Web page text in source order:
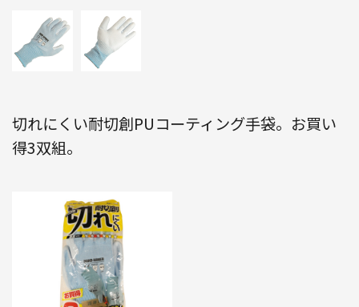
切れにくい耐切創PUコーティング手袋。お買い
得3双組。